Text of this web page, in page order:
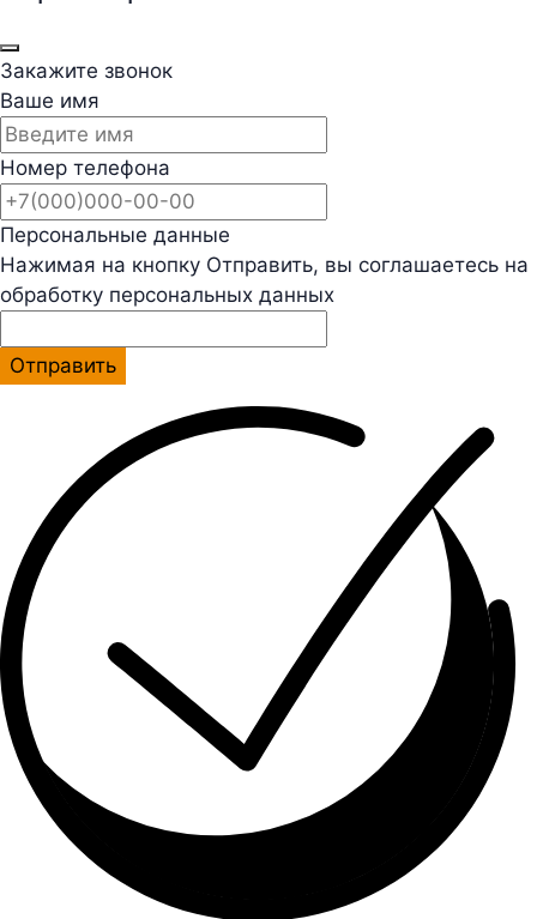
Закажите звонок
Ваше имя
Номер телефона
Персональные данные
Нажимая на кнопку Отправить, вы соглашаетесь на
обработку персональных данных
Отправить